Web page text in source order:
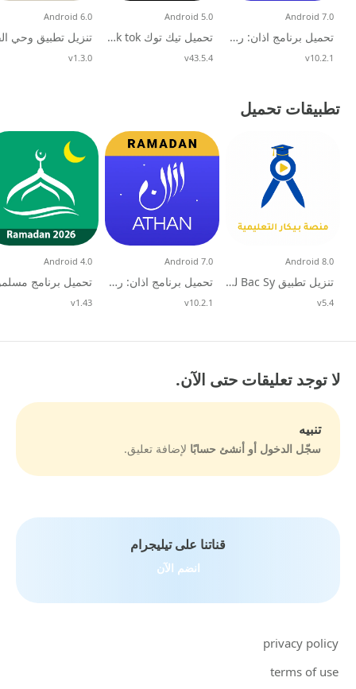
تحميل برنامج اذان: رمضان كريم 2026 و القران بدون نت للهاتف
Android 7.0
v10.2.1
تحميل تيك توك tik tok مهكر (عملات لا محدودة) اخر اصدار 2026 للاندرويد
Android 5.0
v43.5.4
Android 6.0
v1.3.0
تطبيقات تحميل
تنزيل تطبيق Bac Sy لطلاب البكالوريا في سوريا (العلمي والأدبي) للاندرويد 2026
Android 8.0
v5.4
تحميل برنامج اذان: رمضان كريم 2026 و القران بدون نت للهاتف
Android 7.0
v10.2.1
Android 4.0
v1.43
لا توجد تعليقات حتى الآن.
تنبيه
سجّل الدخول أو أنشئ حسابًا لإضافة تعليق.
قناتنا على تيليجرام
انضم الآن
privacy policy
terms of use